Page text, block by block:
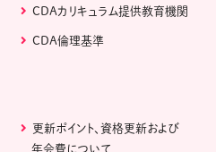
CDAカリキュラム提供教育機関
CDA倫理基準
更新ポイント、資格更新および
年会費について